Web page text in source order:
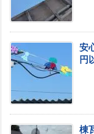
安
円
棟